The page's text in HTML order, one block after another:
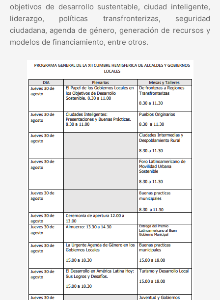
objetivos de desarrollo sustentable, ciudad inteligente,
liderazgo, políticas transfronterizas, seguridad
ciudadana, agenda de género, generación de recursos y
modelos de financiamiento, entre otros.